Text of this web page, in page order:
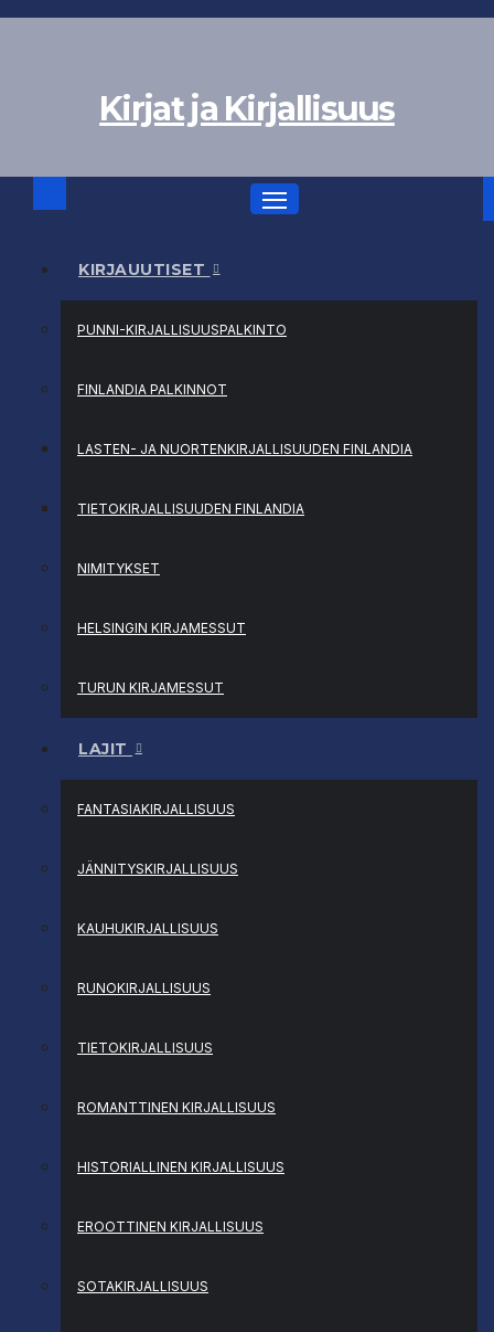
Skip
Kirjat ja Kirjallisuus
KIRJAUUTISET
PUNNI-KIRJALLISUUSPALKINTO
FINLANDIA PALKINNOT
LASTEN- JA NUORTENKIRJALLISUUDEN FINLANDIA
TIETOKIRJALLISUUDEN FINLANDIA
NIMITYKSET
HELSINGIN KIRJAMESSUT
TURUN KIRJAMESSUT
LAJIT
FANTASIAKIRJALLISUUS
JÄNNITYSKIRJALLISUUS
KAUHUKIRJALLISUUS
RUNOKIRJALLISUUS
TIETOKIRJALLISUUS
ROMANTTINEN KIRJALLISUUS
HISTORIALLINEN KIRJALLISUUS
EROOTTINEN KIRJALLISUUS
SOTAKIRJALLISUUS